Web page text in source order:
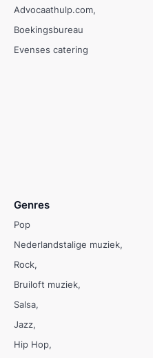
Advocaathulp.com
Boekingsbureau
Evenses catering
Genres
Pop
Nederlandstalige muziek
Rock
Bruiloft muziek
Salsa
Jazz
Hip Hop